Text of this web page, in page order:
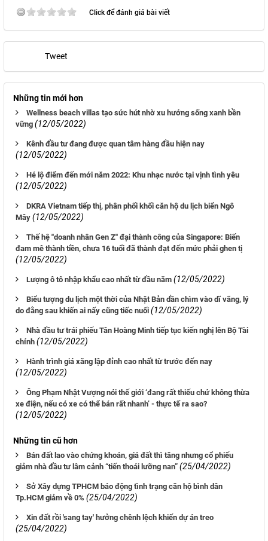
Click để đánh giá bài viết
Tweet
Những tin mới hơn
Wellness beach villas tạo sức hút nhờ xu hướng sống xanh bền
vững (12/05/2022)
Kênh đầu tư đang được quan tâm hàng đầu hiện nay
(12/05/2022)
Hé lộ điểm đến mới năm 2022: Khu nhạc nước tại vịnh tình yêu
(12/05/2022)
DKRA Vietnam tiếp thị, phân phối khối căn hộ du lịch biển Ngô
Mây (12/05/2022)
Thế hệ "doanh nhân Gen Z" đại thành công của Singapore: Biến
đam mê thành tiền, chưa 16 tuổi đã thành đạt đến mức phải ghen tị
(12/05/2022)
Lượng ô tô nhập khẩu cao nhất từ đầu năm (12/05/2022)
Biểu tượng du lịch một thời của Nhật Bản dần chìm vào dĩ vãng, lý
do đằng sau khiến ai nấy cũng tiếc nuối (12/05/2022)
Nhà đầu tư trái phiếu Tân Hoàng Minh tiếp tục kiến nghị lên Bộ Tài
chính (12/05/2022)
Hành trình giá xăng lập đỉnh cao nhất từ trước đến nay
(12/05/2022)
Ông Phạm Nhật Vượng nói thế giới ‘đang rất thiếu chứ không thừa
xe điện, nếu có xe có thể bán rất nhanh’ - thực tế ra sao?
(12/05/2022)
Những tin cũ hơn
Bán đất lao vào chứng khoán, giá đất thì tăng nhưng cổ phiếu
giảm nhà đầu tư lâm cảnh “tiến thoái lưỡng nan” (25/04/2022)
Sở Xây dựng TPHCM báo động tình trạng căn hộ bình dân
Tp.HCM giảm về 0% (25/04/2022)
Xin đất rồi 'sang tay' hưởng chênh lệch khiến dự án treo
(25/04/2022)